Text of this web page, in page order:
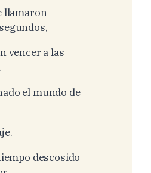
llamaron
vencer a las
el mundo de
descosido